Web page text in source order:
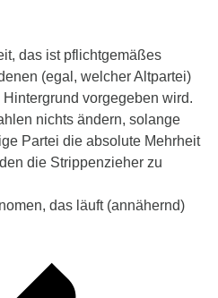
das ist pflichtgemäßes
(egal, welcher Altpartei)
vorgegeben wird.
nichts ändern, solange
Partei die absolute Mehrheit
die Strippenzieher zu
das läuft (annähernd)